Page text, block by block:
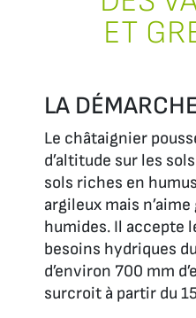
ET
LA DÉMARCHE
Le châtaignier
d’altitude sur les
sols riches en
argileux mais
humides. Il accepte
besoins hydriques
d’environ 700 mm
surcroit à partir du